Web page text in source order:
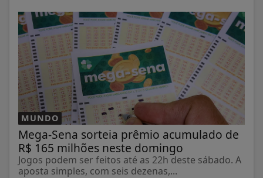
MUNDO
Mega-Sena sorteia prêmio acumulado de
R$ 165 milhões neste domingo
Jogos podem ser feitos até as 22h deste sábado. A
aposta simples, com seis dezenas,...